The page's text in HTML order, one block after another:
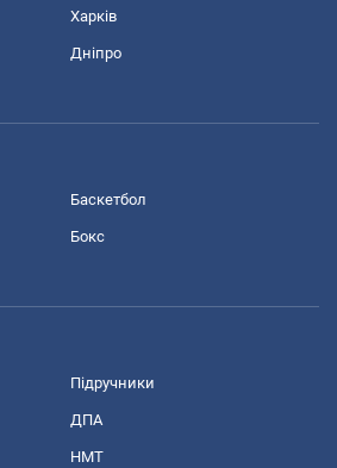
Харків
Дніпро
Баскетбол
Бокс
Підручники
ДПА
НМТ